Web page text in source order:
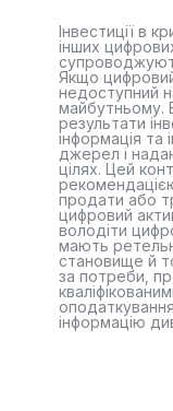
Інвестиції в
інших
Якщо
недоступний
майбутньому.
результати
інформація та
джерел і
цілях. Цей
продати або
цифровий
володіти
мають
становище й
за потреби,
інформацію